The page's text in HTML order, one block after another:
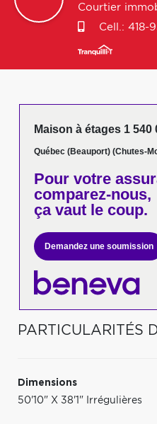
Courtier
Cell.: 418-
Maison à étages 1 540
Québec (Beauport) (Chutes-
Pour votre
comparez-nous,
ça vaut le coup.
Demandez une soumission
PARTICULARITÉS
Dimensions
50'10" X 38'1" Irrégulières